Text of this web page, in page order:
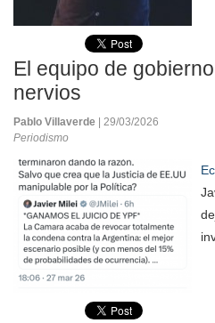
El equipo de
nervios
Pablo Villaverde
| 29/03/2026
Periodismo